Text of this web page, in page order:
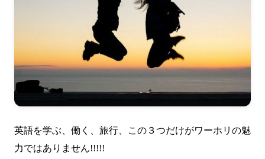
英語を学ぶ、働く、旅行、この３つだけがワーホリの魅
力ではありません!!!!!